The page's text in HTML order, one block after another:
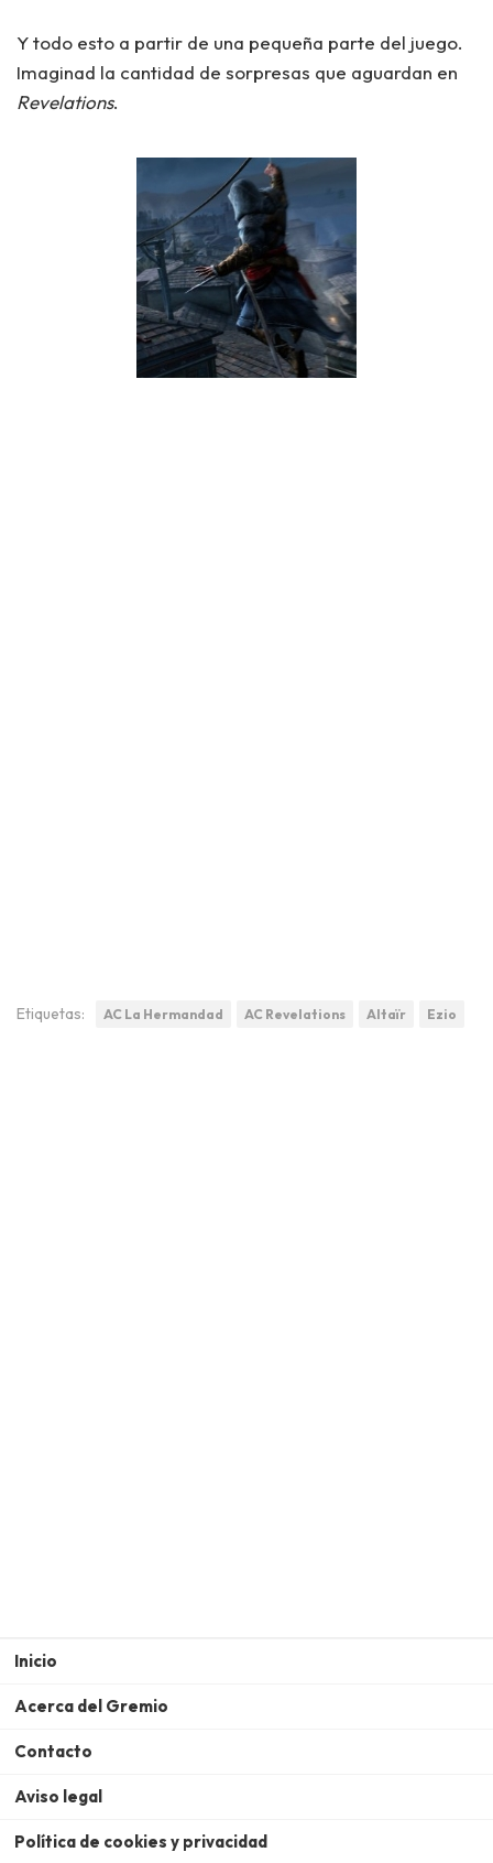
Y todo esto a partir de una pequeña parte del juego.
Imaginad la cantidad de sorpresas que aguardan en
Revelations.
Etiquetas: AC La Hermandad AC Revelations Altaïr Ezio
Inicio
Acerca del Gremio
Contacto
Aviso legal
Política de cookies y privacidad